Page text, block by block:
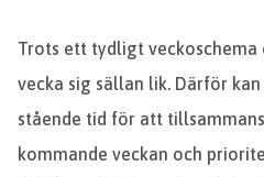
Trots ett tydligt veckoschema
vecka sig sällan lik. Därför
stående tid för att
kommande veckan och